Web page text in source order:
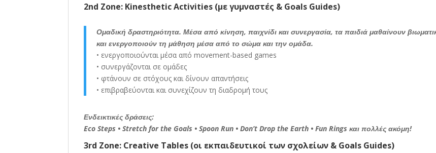
2nd Zone: Kinesthetic Activities (με γυμναστές & Goals Guides)
Ομαδική δραστηριότητα. Μέσα από κίνηση, παιχνίδι και συνεργασία, τα παιδιά μαθαίνουν
και ενεργοποιούν τη μάθηση μέσα από το σώμα και την ομάδα.
• ενεργοποιούνται μέσα από movement-based games
• συνεργάζονται σε ομάδες
• φτάνουν σε στόχους και δίνουν απαντήσεις
• επιβραβεύονται και συνεχίζουν τη διαδρομή τους
Ενδεικτικές δράσεις:
Eco Steps • Stretch for the Goals • Spoon Run • Don’t Drop the Earth • Fun Rings και πολλές ακόμη!
3rd Zone: Creative Tables (οι εκπαιδευτικοί των σχολείων & Goals Guides)